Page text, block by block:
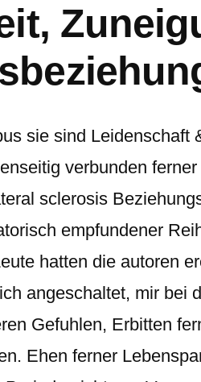
sie sind Leidenschaft
verbunden
sclerosis
empfundener
hatten die autoren
angeschaltet, mir bei
Gefuhlen, Erbitten
Ehen ferner